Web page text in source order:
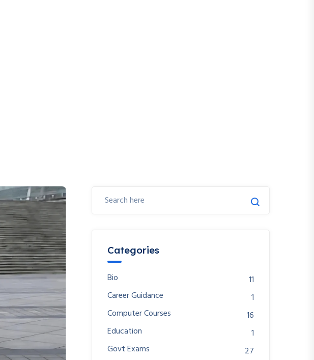
Categories
Bio
11
Career Guidance
1
Computer Courses
16
Education
1
Govt Exams
27